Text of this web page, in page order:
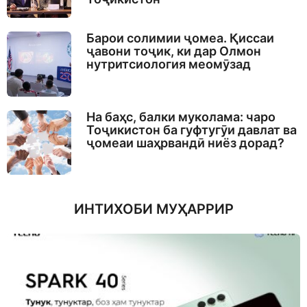
Барои солимии ҷомеа. Қиссаи
ҷавони тоҷик, ки дар Олмон
нутритсиология меомӯзад
На баҳс, балки муколама: чаро
Тоҷикистон ба гуфтугӯи давлат ва
ҷомеаи шаҳрвандӣ ниёз дорад?
ИНТИХОБИ МУҲАРРИР